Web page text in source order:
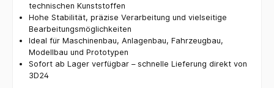
technischen Kunststoffen
Hohe Stabilität, präzise Verarbeitung und vielseitige
Bearbeitungsmöglichkeiten
Ideal für Maschinenbau, Anlagenbau, Fahrzeugbau,
Modellbau und Prototypen
Sofort ab Lager verfügbar – schnelle Lieferung direkt von
3D24